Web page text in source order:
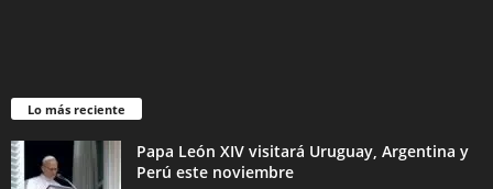
Lo más reciente
Papa León XIV visitará Uruguay, Argentina y
Perú este noviembre